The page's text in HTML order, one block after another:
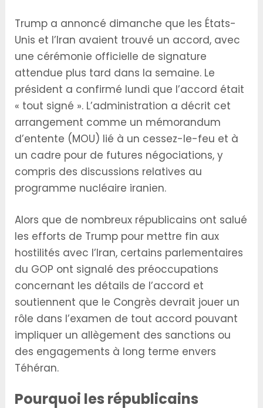
Trump a annoncé dimanche que les États-
Unis et l’Iran avaient trouvé un accord, avec
une cérémonie officielle de signature
attendue plus tard dans la semaine. Le
président a confirmé lundi que l’accord était
« tout signé ». L’administration a décrit cet
arrangement comme un mémorandum
d’entente (MOU) lié à un cessez-le-feu et à
un cadre pour de futures négociations, y
compris des discussions relatives au
programme nucléaire iranien.
Alors que de nombreux républicains ont salué
les efforts de Trump pour mettre fin aux
hostilités avec l’Iran, certains parlementaires
du GOP ont signalé des préoccupations
concernant les détails de l’accord et
soutiennent que le Congrès devrait jouer un
rôle dans l’examen de tout accord pouvant
impliquer un allègement des sanctions ou
des engagements à long terme envers
Téhéran.
Pourquoi les républicains